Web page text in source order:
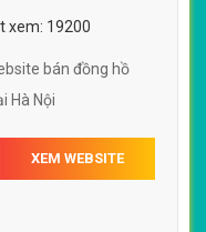
xem: 19200
bán đồng hồ
Hà Nội
XEM WEBSITE